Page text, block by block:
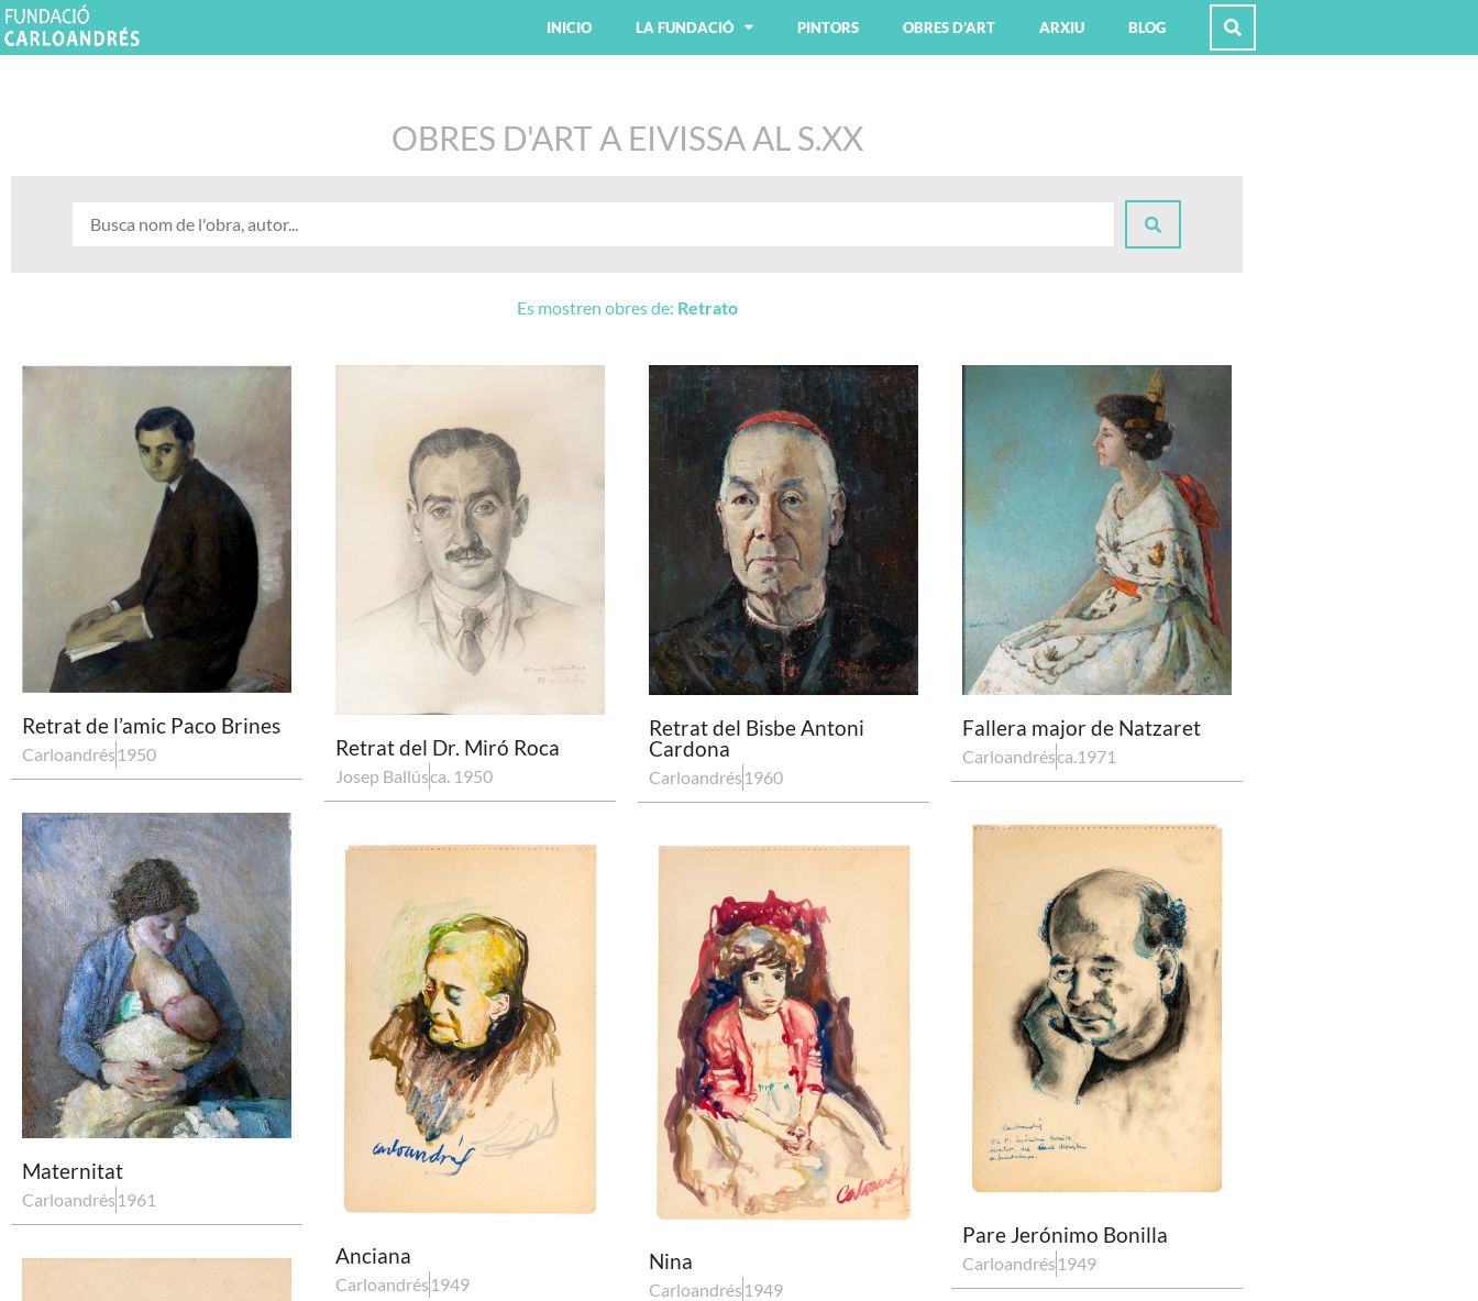
INICIO LA FUNDACIÓ PINTORS OBRES D’ART ARXIU BLOG
OBRES D'ART A EIVISSA AL S.XX
Es mostren obres de: Retrato
Retrat de l’amic Paco Brines
Carloandrés 1950 Retrat del Dr. Miró Roca
Josep Ballúsca. 1950
Retrat del Bisbe Antoni
Cardona
Carloandrés 1960
Fallera major de Natzaret
Carloandrésca.1971
Maternitat
Carloandrés 1961
Pare Jerónimo Bonilla
Carloandrés 1949
Anciana
Carloandrés 1949
Nina
Carloandrés 1949